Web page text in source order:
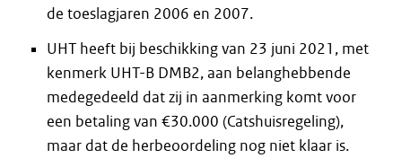
de toeslagjaren 2006 en 2007.
UHT heeft bij beschikking van 23 juni 2021, met
kenmerk UHT-B DMB2, aan belanghebbende
medegedeeld dat zij in aanmerking komt voor
een betaling van €30.000 (Catshuisregeling),
maar dat de herbeoordeling nog niet klaar is.